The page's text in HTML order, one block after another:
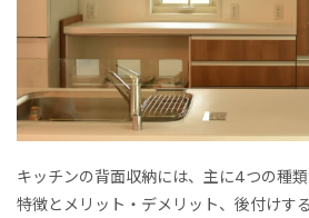
キッチンの背面収納には、主に4つの種
特徴とメリット・デメリット、後付けす